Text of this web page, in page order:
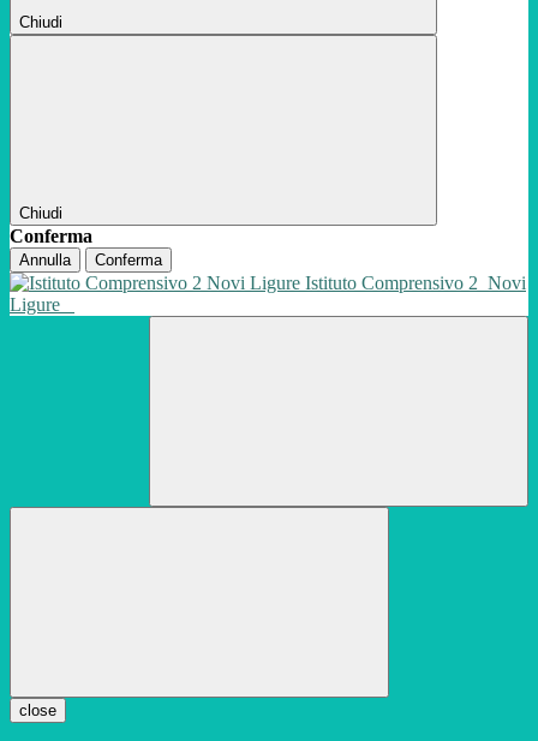
Chiudi
Chiudi
Conferma
Annulla Conferma
Istituto Comprensivo 2 Novi
Ligure
close